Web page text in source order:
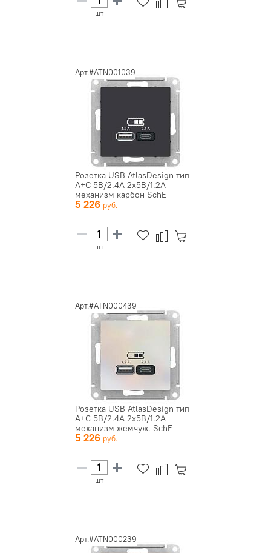
шт
Арт.#ATN001039
Розетка USB AtlasDesign тип
A+C 5В/2.4А 2х5В/1.2А
механизм карбон SchE
ATN0...
5 226
шт
Арт.#ATN000439
Розетка USB AtlasDesign тип
A+C 5В/2.4А 2х5В/1.2А
механизм жемчуж. SchE
ATN...
5 226
шт
Арт.#ATN000239